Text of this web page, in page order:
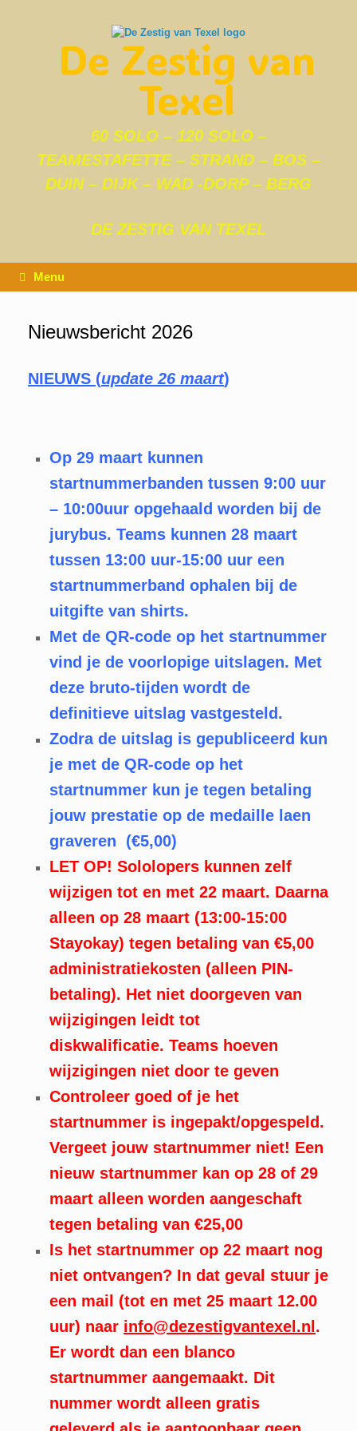
De Zestig van
Texel
60 SOLO – 120 SOLO –
TEAMESTAFETTE – STRAND – BOS –
DUIN – DIJK – WAD -DORP – BERG
DE ZESTIG VAN TEXEL
Menu
Nieuwsbericht 2026
NIEUWS (update 26 maart)
Op 29 maart kunnen
startnummerbanden tussen 9:00 uur
– 10:00uur opgehaald worden bij de
jurybus. Teams kunnen 28 maart
tussen 13:00 uur-15:00 uur een
startnummerband ophalen bij de
uitgifte van shirts.
Met de QR-code op het startnummer
vind je de voorlopige uitslagen. Met
deze bruto-tijden wordt de
definitieve uitslag vastgesteld.
Zodra de uitslag is gepubliceerd kun
je met de QR-code op het
startnummer kun je tegen betaling
jouw prestatie op de medaille laen
graveren (€5,00)
LET OP! Sololopers kunnen zelf
wijzigen tot en met 22 maart. Daarna
alleen op 28 maart (13:00-15:00
Stayokay) tegen betaling van €5,00
administratiekosten (alleen PIN-
betaling). Het niet doorgeven van
wijzigingen leidt tot
diskwalificatie. Teams hoeven
wijzigingen niet door te geven
Controleer goed of je het
startnummer is ingepakt/opgespeld.
Vergeet jouw startnummer niet! Een
nieuw startnummer kan op 28 of 29
maart alleen worden aangeschaft
tegen betaling van €25,00
Is het startnummer op 22 maart nog
niet ontvangen? In dat geval stuur je
een mail (tot en met 25 maart 12.00
uur) naar info@dezestigvantexel.nl .
Er wordt dan een blanco
startnummer aangemaakt. Dit
nummer wordt alleen gratis